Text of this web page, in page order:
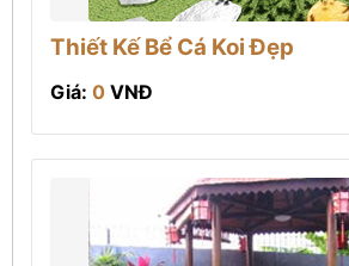
Thiết Kế Bể Cá Koi Đẹp
Giá: 0 VNĐ